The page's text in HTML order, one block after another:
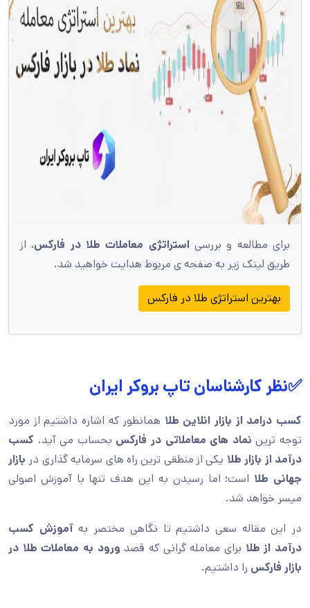
برای مطالعه و بررسی استراتژی معاملات طلا در فارکس، از
طریق لینک زیر به صفحه ی مربوط هدایت خواهید شد.
بهترین استراتژی طلا در فارکس
✅نظر کارشناسان تاپ بروکر ایران
کسب درامد از بازار انلاین طلا همانطور که اشاره داشتیم از مورد
توجه ترین نماد های معاملاتی در فارکس بحساب می آید. کسب
درآمد از بازار طلا یکی از منطقی ترین راه های سرمایه گذاری در بازار
جهانی طلا است؛ اما رسیدن به این هدف تنها با آموزش اصولی
میسر خواهد شد.
در این مقاله سعی داشتیم تا نگاهی مختصر بهآموزش کسب
درآمد از طلا برای معامله گرانی که قصد ورود به معاملات طلا در
بازار فارکس را داشتیم.